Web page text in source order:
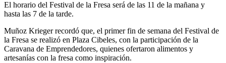
El horario del Festival de la Fresa será de las 11 de la mañana y
hasta las 7 de la tarde.
Muñoz Krieger recordó que, el primer fin de semana del Festival de
la Fresa se realizó en Plaza Cibeles, con la participación de la
Caravana de Emprendedores, quienes ofertaron alimentos y
artesanías con la fresa como inspiración.